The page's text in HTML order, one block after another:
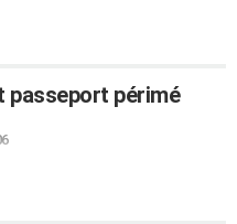
passeport périmé